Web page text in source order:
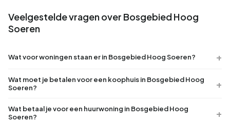
Veelgestelde vragen over Bosgebied Hoog
Soeren
Wat voor woningen staan er in Bosgebied Hoog Soeren?
Wat moet je betalen voor een koophuis in Bosgebied Hoog
Soeren?
Wat betaal je voor een huurwoning in Bosgebied Hoog
Soeren?